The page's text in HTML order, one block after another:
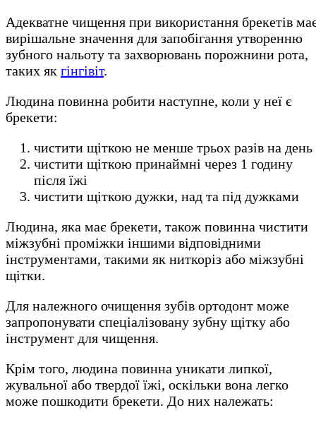
Адекватне чищення при використання брекетів
вирішальне значення для запобігання утворенню
зубного нальоту та захворювань порожнини рота,
таких як гінгівіт.
Людина повинна робити наступне, коли у неї є
брекети:
чистити щіткою не менше трьох разів на день
чистити щіткою принаймні через 1 годину
після їжі
чистити щіткою дужки, над та під дужками
Людина, яка має брекети, також повинна чистити
міжзубні проміжки іншими відповідними
інструментами, такими як ниткоріз або міжзубні
щітки.
Для належного очищення зубів ортодонт може
запропонувати спеціалізовану зубну щітку або
інструмент для чищення.
Крім того, людина повинна уникати липкої,
жувальної або твердої їжі, оскільки вона легко
може пошкодити брекети. До них належать: